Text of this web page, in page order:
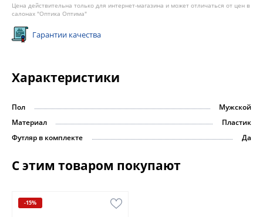
Цена действительна только для интернет-магазина и может отличаться от цен в
салонах "Оптика Оптима"
Гарантии качества
Характеристики
Пол
Мужской
Материал
Пластик
Футляр в комплекте
Да
С этим товаром покупают
-15%